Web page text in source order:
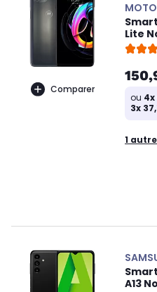
Comparer
Lite
ou
3x
1
A13